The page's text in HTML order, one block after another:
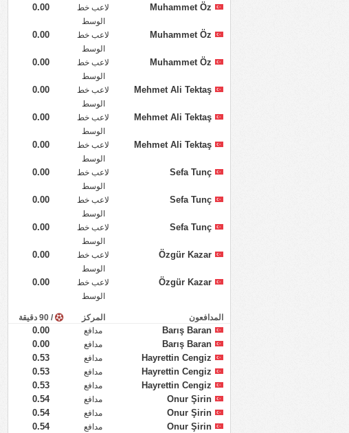
Muhammet Öz
لاعب خط
الوسط
0.00
Muhammet Öz
لاعب خط
الوسط
0.00
Muhammet Öz
لاعب خط
الوسط
0.00
Mehmet Ali Tektaş
لاعب خط
الوسط
0.00
Mehmet Ali Tektaş
لاعب خط
الوسط
0.00
Mehmet Ali Tektaş
لاعب خط
الوسط
0.00
Sefa Tunç
لاعب خط
الوسط
0.00
Sefa Tunç
لاعب خط
الوسط
0.00
Sefa Tunç
لاعب خط
الوسط
0.00
Özgür Kazar
لاعب خط
الوسط
0.00
Özgür Kazar
لاعب خط
الوسط
0.00
المدافعون المركز / 90 دقيقة
Barış Baran مدافع
0.00
Barış Baran
مدافع
0.00
Hayrettin Cengiz
مدافع
0.53
Hayrettin Cengiz
مدافع
0.53
Hayrettin Cengiz
مدافع
0.53
Onur Şirin
مدافع
0.54
Onur Şirin
مدافع
0.54
Onur Şirin
مدافع 0.54